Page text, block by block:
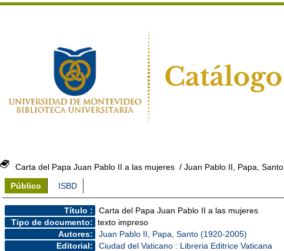
Carta del Papa Juan Pablo II a las mujeres / Juan Pablo II, Papa, Santo
Público
ISBD
Título :
Carta del Papa Juan Pablo II a las mujeres
Tipo de documento: texto impreso
Autores:
Juan Pablo II, Papa, Santo (1920-2005)
Editorial:
Ciudad del Vaticano : Libreria Editrice Vaticana